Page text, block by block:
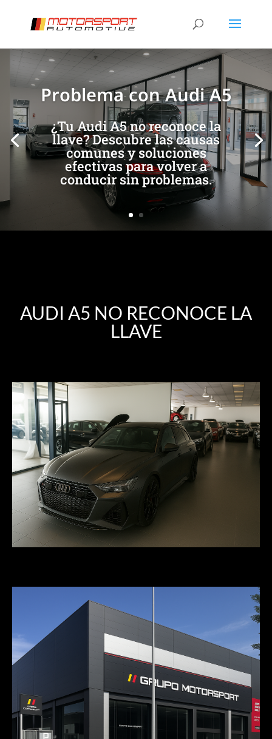
Problema con Audi A5
¿Tu Audi A5 no reconoce la
llave? Descubre las causas
comunes y soluciones
efectivas para volver a
conducir sin problemas.
[/et_pb_slide] [/et_pb_slide]
AUDI A5 NO RECONOCE LA
LLAVE